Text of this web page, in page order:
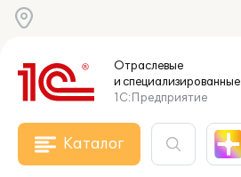
Отраслевые
и специализированные
1С:Предприятие
Каталог